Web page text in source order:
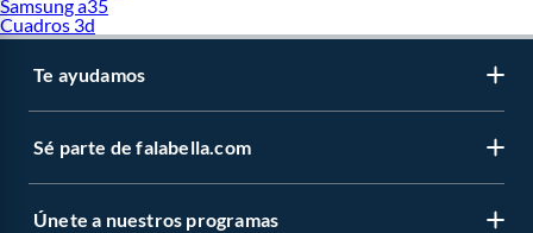
Samsung a35
Cuadros 3d
Te ayudamos
Sé parte de falabella.com
Únete a nuestros programas